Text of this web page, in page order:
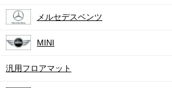
メルセデスベンツ
MINI
汎用フロアマット